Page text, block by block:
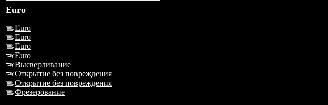
Euro
Euro
Euro
Euro
Euro
Высверливание
Открытие без повреждения
Открытие без повреждения
Фрезерование